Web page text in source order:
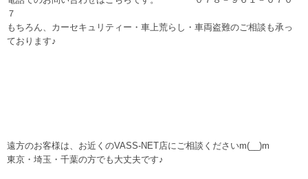
７
もちろん、カーセキュリティー・車上荒らし・車両盗難のご相談も承っ
ております♪
遠方のお客様は、お近くのVASS-NET店にご相談くださいm(__)m
東京・埼玉・千葉の方でも大丈夫です♪